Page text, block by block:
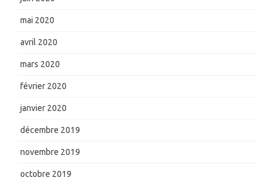
mai 2020
avril 2020
mars 2020
février 2020
janvier 2020
décembre 2019
novembre 2019
octobre 2019